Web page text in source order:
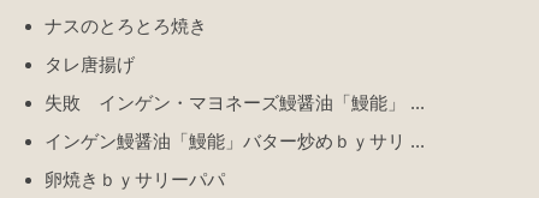
ナスのとろとろ焼き
タレ唐揚げ
失敗 インゲン・マヨネーズ鰻醤油「鰻能」 ...
インゲン鰻醤油「鰻能」バター炒めｂｙサリ ...
卵焼きｂｙサリーパパ